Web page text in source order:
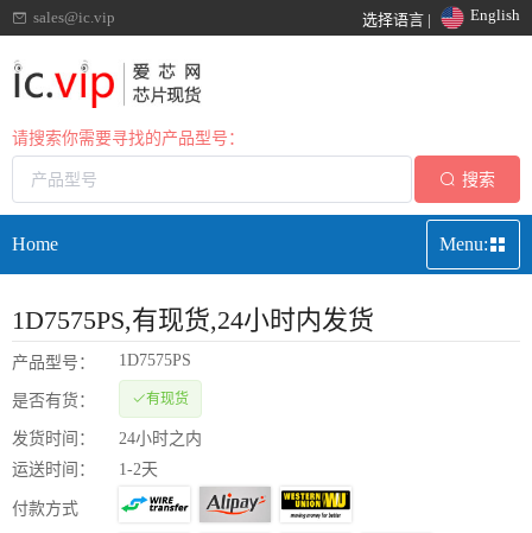
sales@ic.vip 选择语言 | English
请搜索你需要寻找的产品型号：
搜索
Home Menu:
1D7575PS,有现货,24小时内发货
产品型号： 1D7575PS
是否有货： 有现货
发货时间：
24小时之内
运送时间：
1-2天
付款方式